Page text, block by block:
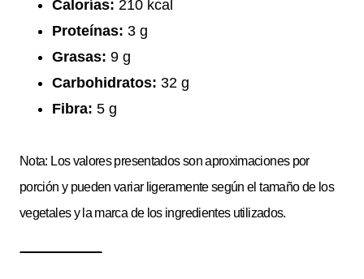
Calorías: 210 kcal
Proteínas: 3 g
Grasas: 9 g
Carbohidratos: 32 g
Fibra: 5 g
Nota: Los valores presentados son aproximaciones por
porción y pueden variar ligeramente según el tamaño de los
vegetales y la marca de los ingredientes utilizados.